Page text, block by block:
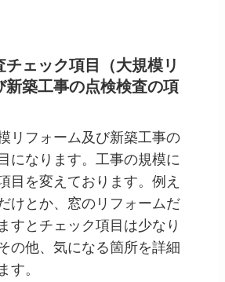
チェック項目（大規模リ
新築工事の点検検査の項
リフォーム及び新築工事の
になります。工事の規模に
目を変えております。例え
けとか、窓のリフォームだ
すとチェック項目は少なり
の他、気になる箇所を詳細
す。